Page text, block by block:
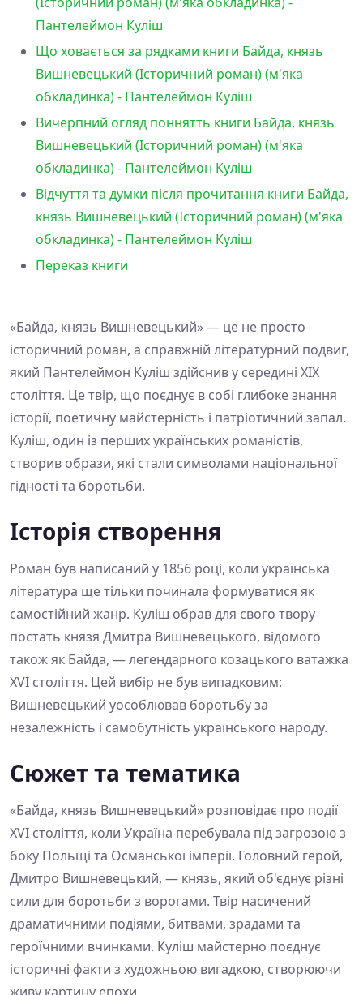
Пантелеймон Куліш
Що ховається за рядками книги Байда, князь
Вишневецький (Історичний роман) (м'яка
обкладинка) - Пантелеймон Куліш
Вичерпний огляд поннятть книги Байда, князь
Вишневецький (Історичний роман) (м'яка
обкладинка) - Пантелеймон Куліш
Відчуття та думки після прочитання книги Байда,
князь Вишневецький (Історичний роман) (м'яка
обкладинка) - Пантелеймон Куліш
Переказ книги
«Байда, князь Вишневецький» — це не просто
історичний роман, а справжній літературний подвиг,
який Пантелеймон Куліш здійснив у середині XIX
століття. Це твір, що поєднує в собі глибоке знання
історії, поетичну майстерність і патріотичний запал.
Куліш, один із перших українських романістів,
створив образи, які стали символами національної
гідності та боротьби.
Історія створення
Роман був написаний у 1856 році, коли українська
література ще тільки починала формуватися як
самостійний жанр. Куліш обрав для свого твору
постать князя Дмитра Вишневецького, відомого
також як Байда, — легендарного козацького ватажка
XVI століття. Цей вибір не був випадковим:
Вишневецький уособлював боротьбу за
незалежність і самобутність українського народу.
Сюжет та тематика
«Байда, князь Вишневецький» розповідає про події
XVI століття, коли Україна перебувала під загрозою з
боку Польщі та Османської імперії. Головний герой,
Дмитро Вишневецький, — князь, який об'єднує різні
сили для боротьби з ворогами. Твір насичений
драматичними подіями, битвами, зрадами та
героїчними вчинками. Куліш майстерно поєднує
історичні факти з художньою вигадкою, створюючи